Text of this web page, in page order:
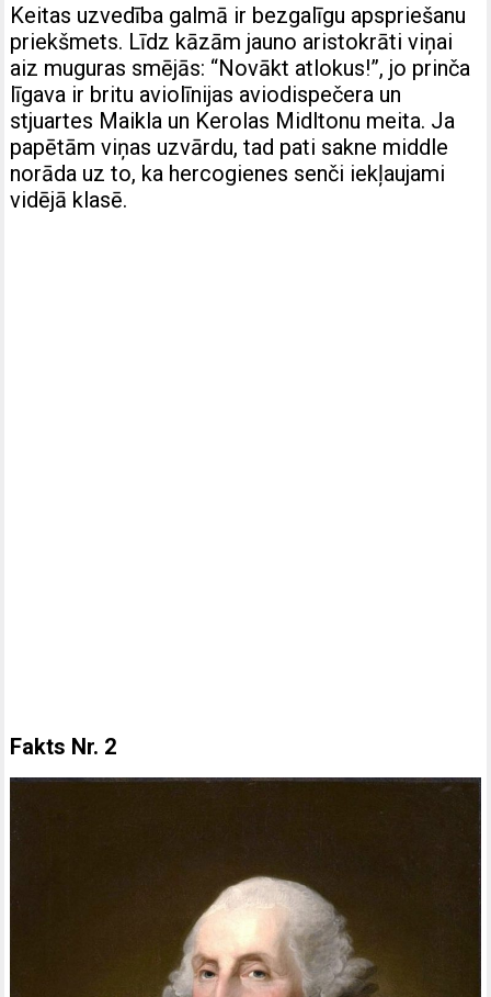
Keitas uzvedība galmā ir bezgalīgu apspriešanu
priekšmets. Līdz kāzām jauno aristokrāti viņai
aiz muguras smējās: “Novākt atlokus!”, jo prinča
līgava ir britu aviolīnijas aviodispečera un
stjuartes Maikla un Kerolas Midltonu meita. Ja
papētām viņas uzvārdu, tad pati sakne middle
norāda uz to, ka hercogienes senči iekļaujami
vidējā klasē.
Fakts Nr. 2